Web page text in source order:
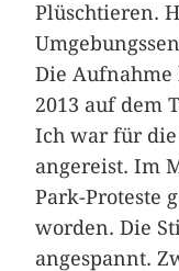
Plüschtieren.
Die Aufnahme
2013 auf dem
Ich war für
angereist. Im
Park-Proteste
worden. Die
angespannt.